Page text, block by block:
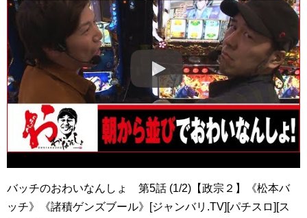
バッチのおわいなんしょ 第5話 (1/2)【政宗２】《松本バ
ッチ》《諸積ゲンズブール》[ジャンバリ.TV][パチスロ][ス